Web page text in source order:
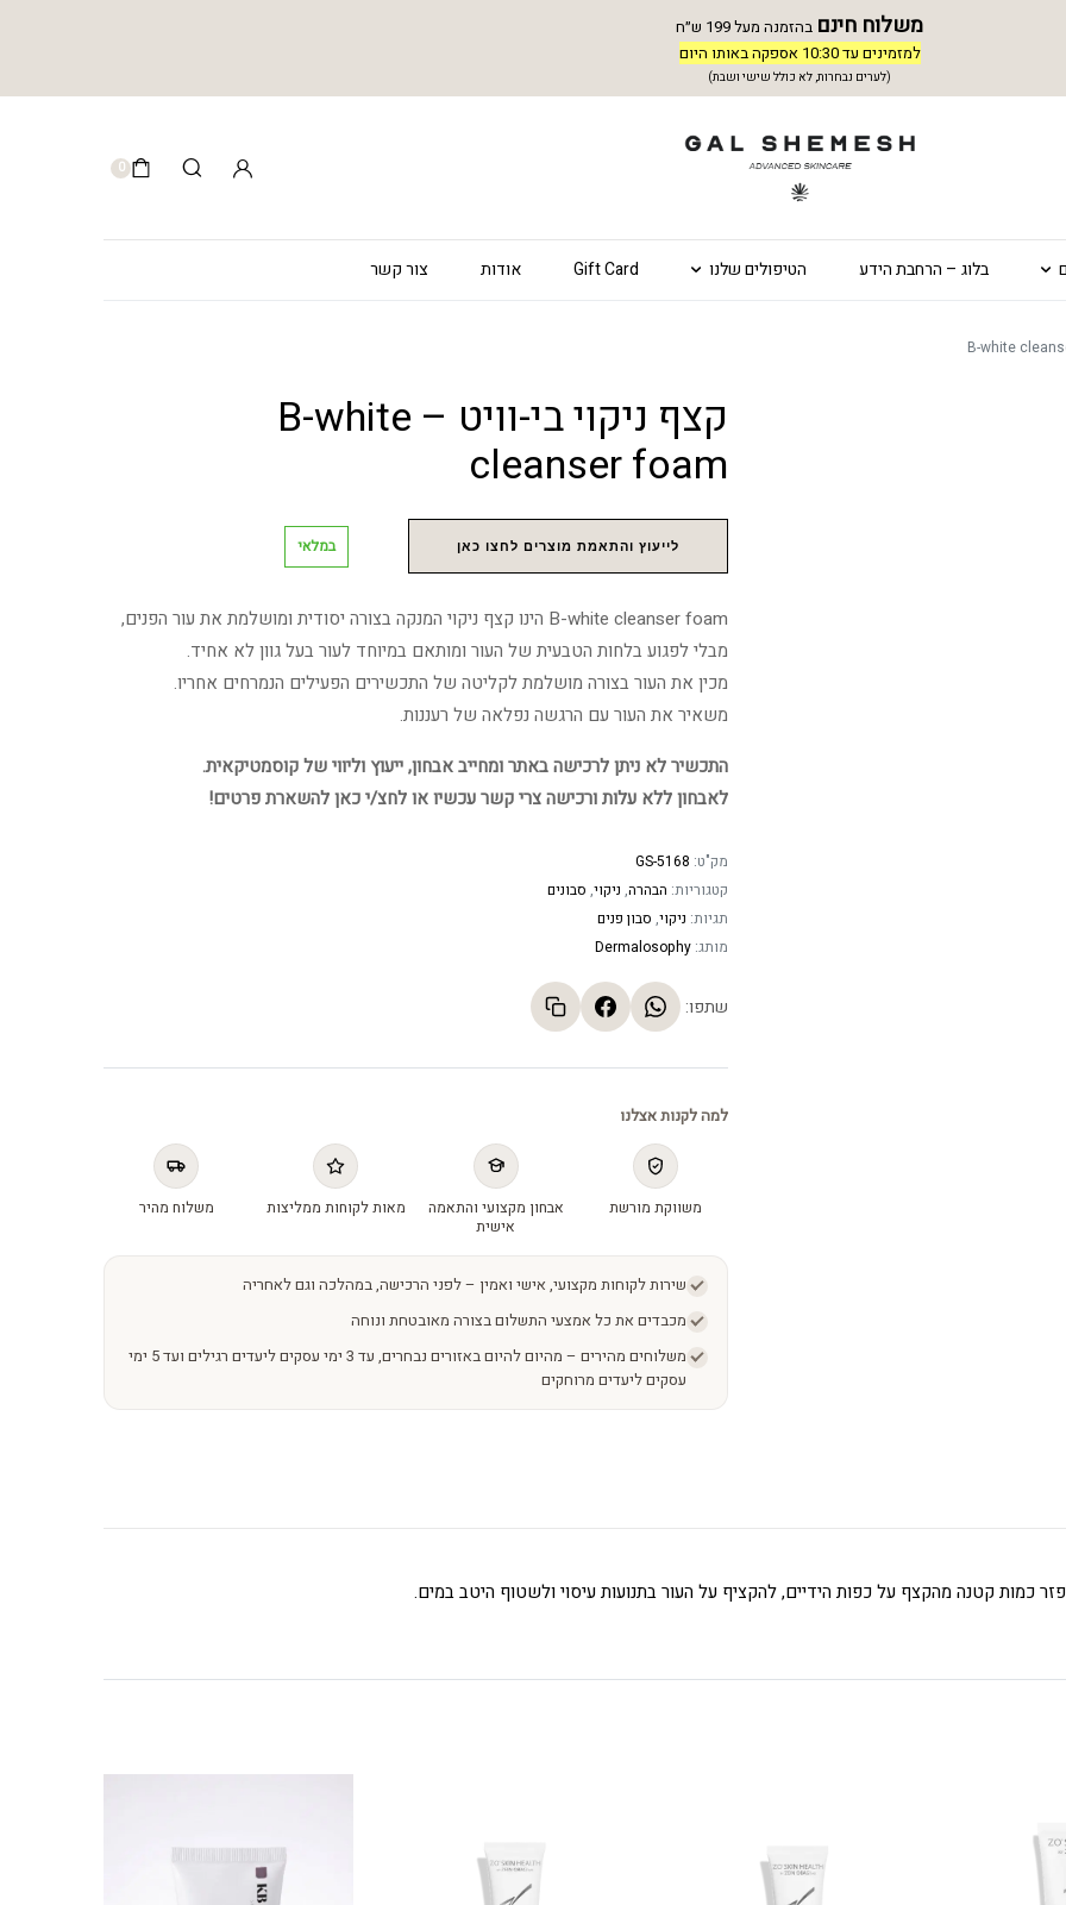
משלוח חינם בהזמנה מעל 199 ש״ח
למזמינים עד 10:30 אספקה באותו היום
(לערים נבחרות, לא כולל שישי ושבת)
0
בלוג – הרחבת הידע הטיפולים שלנו Gift Card אודות צור קשר
קצף ניקוי בי-וויט – B-white
cleanser foam
לייעוץ והתאמת מוצרים לחצו כאן במלאי
B-white cleanser foam הינו קצף ניקוי המנקה בצורה יסודית ומושלמת את עור הפנים,
מבלי לפגוע בלחות הטבעית של העור ומותאם במיוחד לעור בעל גוון לא אחיד.
מכין את העור בצורה מושלמת לקליטה של התכשירים הפעילים הנמרחים אחריו.
משאיר את העור עם הרגשה נפלאה של רעננות.
התכשיר לא ניתן לרכישה באתר ומחייב אבחון, ייעוץ וליווי של קוסמטיקאית.
לאבחון ללא עלות ורכישה צרי קשר עכשיו או לחצ/י כאן להשארת פרטים!
מק"ט: GS-5168
קטגוריות: הבהרה, ניקוי, סבונים
תגיות: ניקוי, סבון פנים
מותג: Dermalosophy
שתפו:
למה לקנות אצלנו
משווקת מורשת
אבחון מקצועי והתאמה
אישית
מאות לקוחות ממליצות משלוח מהיר
שירות לקוחות מקצועי, אישי ואמין – לפני הרכישה, במהלכה וגם לאחריה
מכבדים את כל אמצעי התשלום בצורה מאובטחת ונוחה
משלוחים מהירים – מהיום להיום באזורים נבחרים, עד 3 ימי עסקים ליעדים רגילים ועד 5 ימי
עסקים ליעדים מרוחקים
כמות קטנה מהקצף על כפות הידיים, להקציף על העור בתנועות עיסוי ולשטוף היטב במים.